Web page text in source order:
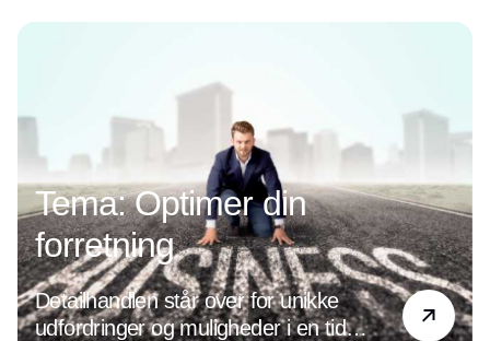
Tema: Optimer din
forretning
Detailhandlen står over for unikke
udfordringer og muligheder i en tid